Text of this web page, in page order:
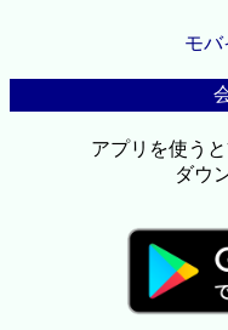
モバ
アプリを使う
ダウ